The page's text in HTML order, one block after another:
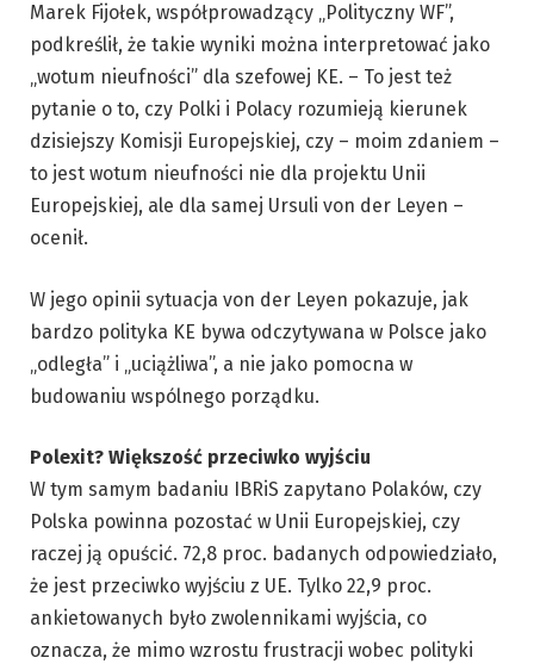
Marek Fijołek, współprowadzący „Polityczny WF”,
podkreślił, że takie wyniki można interpretować jako
„wotum nieufności” dla szefowej KE. – To jest też
pytanie o to, czy Polki i Polacy rozumieją kierunek
dzisiejszy Komisji Europejskiej, czy – moim zdaniem –
to jest wotum nieufności nie dla projektu Unii
Europejskiej, ale dla samej Ursuli von der Leyen –
ocenił.
W jego opinii sytuacja von der Leyen pokazuje, jak
bardzo polityka KE bywa odczytywana w Polsce jako
„odległa” i „uciążliwa”, a nie jako pomocna w
budowaniu wspólnego porządku.
Polexit? Większość przeciwko wyjściu
W tym samym badaniu IBRiS zapytano Polaków, czy
Polska powinna pozostać w Unii Europejskiej, czy
raczej ją opuścić. 72,8 proc. badanych odpowiedziało,
że jest przeciwko wyjściu z UE. Tylko 22,9 proc.
ankietowanych było zwolennikami wyjścia, co
oznacza, że mimo wzrostu frustracji wobec polityki